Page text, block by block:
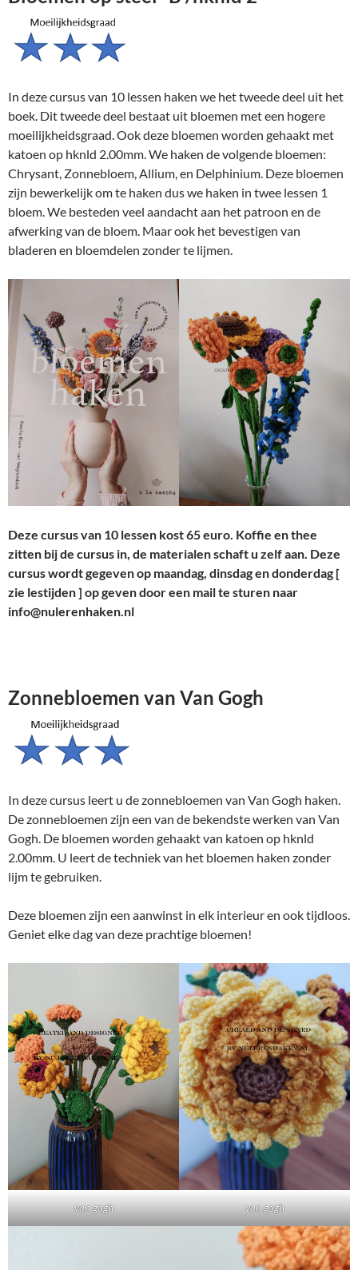
In deze cursus van 10 lessen haken we het tweede deel uit het
boek. Dit tweede deel bestaat uit bloemen met een hogere
moeilijkheidsgraad. Ook deze bloemen worden gehaakt met
katoen op hknld 2.00mm. We haken de volgende bloemen:
Chrysant, Zonnebloem, Allium, en Delphinium. Deze bloemen
zijn bewerkelijk om te haken dus we haken in twee lessen 1
bloem. We besteden veel aandacht aan het patroon en de
afwerking van de bloem. Maar ook het bevestigen van
bladeren en bloemdelen zonder te lijmen.
Deze cursus van 10 lessen kost 65 euro. Koffie en thee
zitten bij de cursus in, de materialen schaft u zelf aan. Deze
cursus wordt gegeven op maandag, dinsdag en donderdag [
zie lestijden ] op geven door een mail te sturen naar
info@nulerenhaken.nl
Zonnebloemen van Van Gogh
In deze cursus leert u de zonnebloemen van Van Gogh haken.
De zonnebloemen zijn een van de bekendste werken van Van
Gogh. De bloemen worden gehaakt van katoen op hknld
2.00mm. U leert de techniek van het bloemen haken zonder
lijm te gebruiken.
Deze bloemen zijn een aanwinst in elk interieur en ook tijdloos.
Geniet elke dag van deze prachtige bloemen!
van gogh van gogh